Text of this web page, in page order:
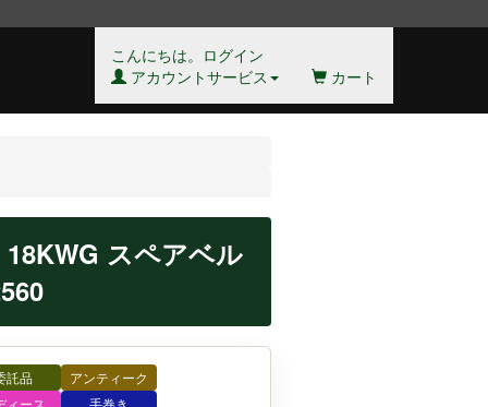
こんにちは。ログイン
アカウントサービス
カート
スペアベル
託品
アンティーク
ィース
手巻き